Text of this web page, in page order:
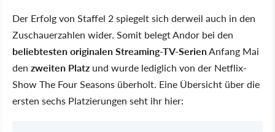
Der Erfolg von Staffel 2 spiegelt sich derweil auch in den
Zuschauerzahlen wider. Somit belegt Andor bei den
beliebtesten originalen Streaming-TV-SerienAnfang Mai
den zweiten Platz und wurde lediglich von der Netflix-
Show The Four Seasons überholt. Eine Übersicht über die
ersten sechs Platzierungen seht ihr hier: